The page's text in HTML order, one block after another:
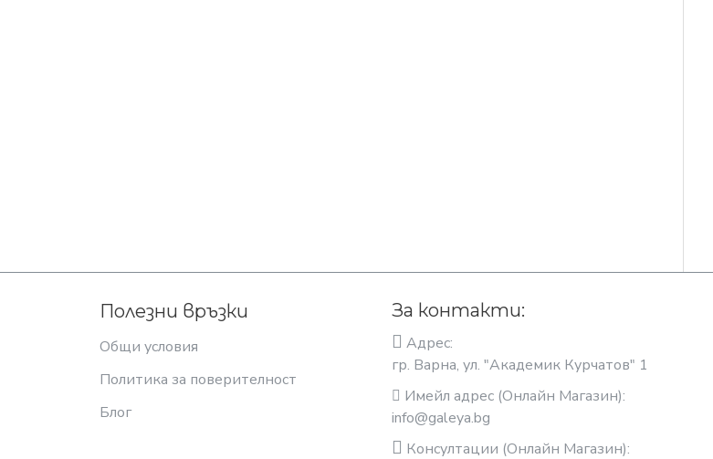
Полезни връзки
Общи условия
Политика за поверителност
Блог
За контакти:
Адрес:
гр. Варна, ул. "Академик Курчатов" 1
Имейл адрес (Онлайн Магазин):
info@galeya.bg
Консултации (Онлайн Магазин):